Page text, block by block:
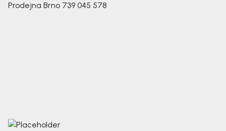
Prodejna Brno 739 045 578